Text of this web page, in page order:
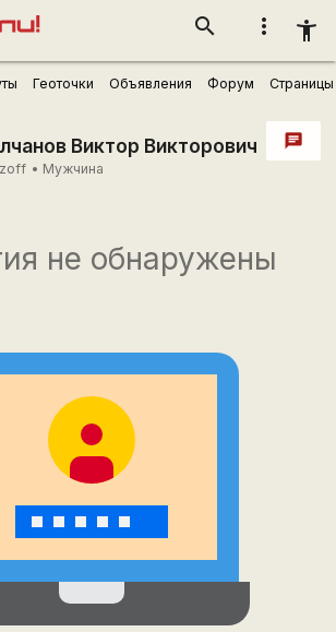
more_vert accessibility_new
search
Геоточки Объявления Форум Страницы
Виктор Викторович
• Мужчина
chat
не обнаружены